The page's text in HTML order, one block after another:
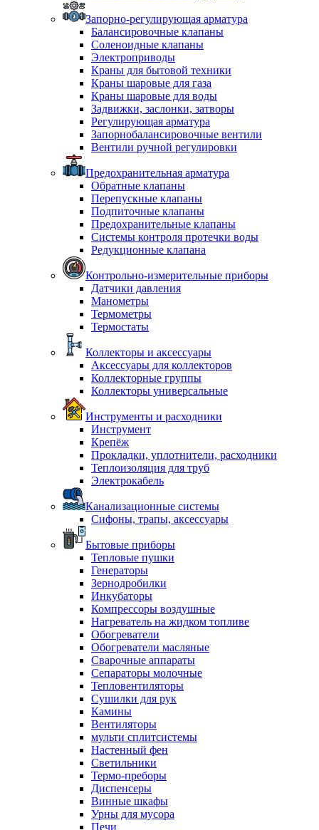
Запорно-регулирующая арматура
Балансировочные клапаны
Соленоидные клапаны
Электроприводы
Краны для бытовой техники
Краны шаровые для газа
Краны шаровые для воды
Задвижки, заслонки, затворы
Регулирующая арматура
Запорнобалансировочные вентили
Вентили ручной регулировки
Предохранительная арматура
Обратные клапаны
Перепускные клапаны
Подпиточные клапаны
Предохранительные клапаны
Системы контроля протечки воды
Редукционные клапана
Контрольно-измерительные приборы
Датчики давления
Манометры
Термометры
Термостаты
Коллекторы и аксессуары
Аксессуары для коллекторов
Коллекторные группы
Коллекторы универсальные
Инструменты и расходники
Инструмент
Крепёж
Прокладки, уплотнители, расходники
Теплоизоляция для труб
Электрокабель
Канализационные системы
Сифоны, трапы, аксессуары
Бытовые приборы
Тепловые пушки
Генераторы
Зернодробилки
Инкубаторы
Компрессоры воздушные
Нагреватель на жидком топливе
Обогреватели
Обогреватели масляные
Сварочные аппараты
Сепараторы молочные
Тепловентиляторы
Сушилки для рук
Камины
Вентиляторы
мульти сплитсистемы
Настенный фен
Светильники
Термо-преборы
Диспенсеры
Винные шкафы
Урны для мусора
Печи